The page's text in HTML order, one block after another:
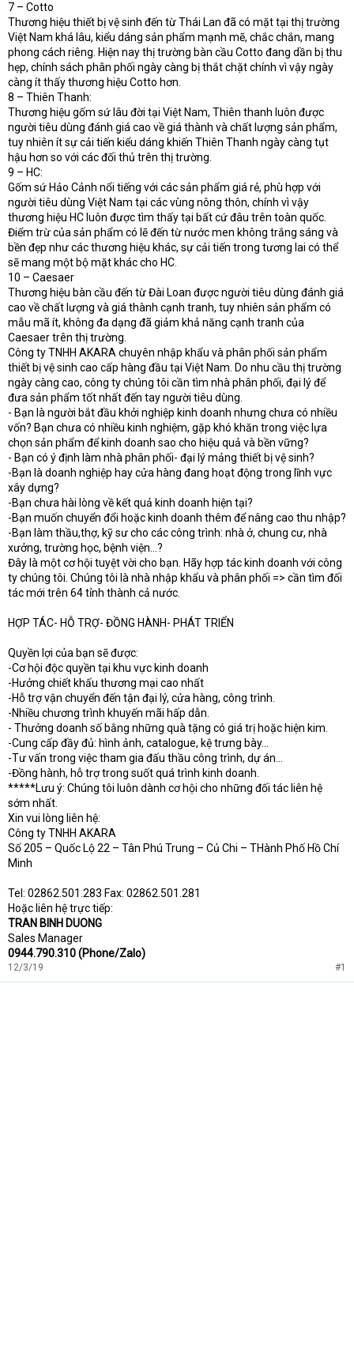
7 – Cotto
Thương hiệu thiết bị vệ sinh đến từ Thái Lan đã có mặt tại thị trường
Việt Nam khá lâu, kiểu dáng sản phẩm mạnh mẽ, chắc chắn, mang
phong cách riêng. Hiện nay thị trường bàn cầu Cotto đang dần bị thu
hẹp, chính sách phân phối ngày càng bị thắt chặt chính vì vậy ngày
càng ít thấy thương hiệu Cotto hơn.
8 – Thiên Thanh:
Thương hiệu gốm sứ lâu đời tại Việt Nam, Thiên thanh luôn được
người tiêu dùng đánh giá cao về giá thành và chất lượng sản phẩm,
tuy nhiên ít sự cải tiến kiểu dáng khiến Thiên Thanh ngày càng tụt
hậu hơn so với các đối thủ trên thị trường.
9 – HC:
Gốm sứ Hảo Cảnh nổi tiếng với các sản phẩm giá rẻ, phù hợp với
người tiêu dùng Việt Nam tại các vùng nông thôn, chính vì vậy
thương hiệu HC luôn được tìm thấy tại bất cứ đâu trên toàn quốc.
Điểm trừ của sản phẩm có lẽ đến từ nước men không trắng sáng và
bền đẹp như các thương hiệu khác, sự cải tiến trong tương lai có thể
sẽ mang một bộ mặt khác cho HC.
10 – Caesaer
Thương hiệu bàn cầu đến từ Đài Loan được người tiêu dùng đánh giá
cao về chất lượng và giá thành cạnh tranh, tuy nhiên sản phẩm có
mẫu mã ít, không đa dạng đã giảm khả năng cạnh tranh của
Caesaer trên thị trường.
Công ty TNHH AKARA chuyên nhập khẩu và phân phối sản phẩm
thiết bị vệ sinh cao cấp hàng đầu tại Việt Nam. Do nhu cầu thị trường
ngày càng cao, công ty chúng tôi cần tìm nhà phân phối, đại lý để
đưa sản phẩm tốt nhất đến tay người tiêu dùng.
- Bạn là người bắt đầu khởi nghiệp kinh doanh nhưng chưa có nhiều
vốn? Bạn chưa có nhiều kinh nghiệm, gặp khó khăn trong việc lựa
chọn sản phẩm để kinh doanh sao cho hiệu quả và bền vững?
- Bạn có ý định làm nhà phân phối- đại lý mảng thiết bị vệ sinh?
-Bạn là doanh nghiệp hay cửa hàng đang hoạt động trong lĩnh vực
xây dựng?
-Bạn chưa hài lòng về kết quả kinh doanh hiện tại?
-Bạn muốn chuyển đổi hoặc kinh doanh thêm để nâng cao thu nhập?
-Bạn làm thầu,thợ, kỹ sư cho các công trình: nhà ở, chung cư, nhà
xưởng, trường học, bệnh viện...?
Đây là một cơ hội tuyệt vời cho bạn. Hãy hợp tác kinh doanh với công
ty chúng tôi. Chúng tôi là nhà nhập khẩu và phân phối => cần tìm đối
tác mới trên 64 tỉnh thành cả nước.
HỢP TÁC- HỖ TRỢ- ĐỒNG HÀNH- PHÁT TRIỂN
Quyền lợi của bạn sẽ được:
-Cơ hội độc quyền tại khu vực kinh doanh
-Hưởng chiết khấu thương mại cao nhất
-Hỗ trợ vận chuyển đến tận đại lý, cửa hàng, công trình.
-Nhiều chương trình khuyến mãi hấp dẫn.
- Thưởng doanh số bằng những quà tặng có giá trị hoặc hiện kim.
-Cung cấp đầy đủ: hình ảnh, catalogue, kệ trưng bày...
-Tư vấn trong việc tham gia đấu thầu công trình, dự án...
-Đồng hành, hỗ trợ trong suốt quá trình kinh doanh.
*****Lưu ý: Chúng tôi luôn dành cơ hội cho những đối tác liên hệ
sớm nhất.
Xin vui lòng liên hệ:
Công ty TNHH AKARA
Số 205 – Quốc Lộ 22 – Tân Phú Trung – Củ Chi – THành Phố Hồ Chí
Minh
Tel: 02862.501.283 Fax: 02862.501.281
Hoặc liên hệ trực tiếp:
TRAN BINH DUONG
Sales Manager
0944.790.310 (Phone/Zalo)
12/3/19 #1